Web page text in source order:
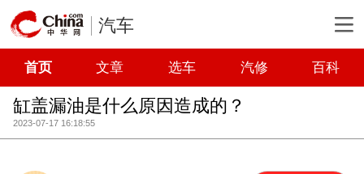
汽车
首页 文章 选车 汽修 百科
缸盖漏油是什么原因造成的？
2023-07-17 16:18:55